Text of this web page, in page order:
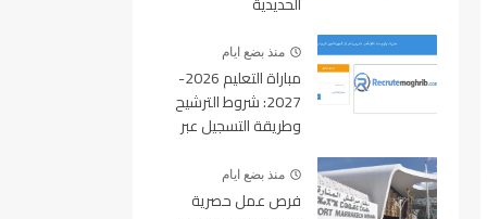
منذ بضع ايام
مباراة التعليم 2026-
2027: شروط الترشيح
وطريقة التسجيل عبر
منذ بضع ايام
فرص عمل حصرية